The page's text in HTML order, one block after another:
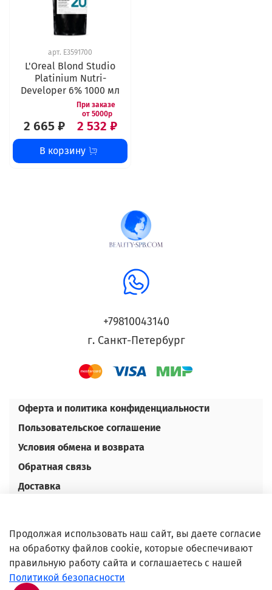
арт. E3591700
L'Oreal Blond Studio
Platinium Nutri-
Developer 6% 1000 мл
2 665 ₽ 2 532 ₽
В корзину
+79810043140
г. Санкт-Петербург
Оферта и политика конфиденциальности
Пользовательское соглашение
Условия обмена и возврата
Обратная связь
Доставка
Оптовым покупателям
©Любое использование либо копирование
материалов или подборки материалов сайта,
Продолжая использовать наш сайт, вы даете согласие
на обработку файлов cookie, которые обеспечивают
правильную работу сайта и соглашаетесь с нашей
Политикой безопасности